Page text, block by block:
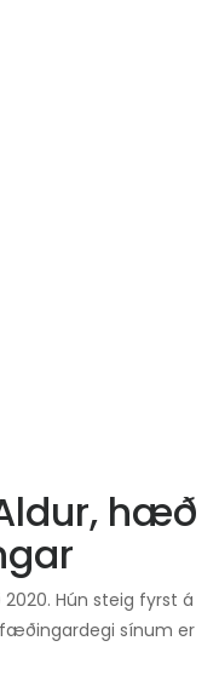
hæð
Hún steig fyrst á
sínum er